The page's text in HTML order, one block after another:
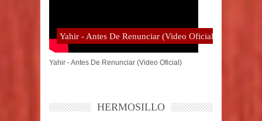
Yahir - Antes De Renunciar (Video Oficial)
Yahir - Antes De Renunciar (Video Oficial)
HERMOSILLO